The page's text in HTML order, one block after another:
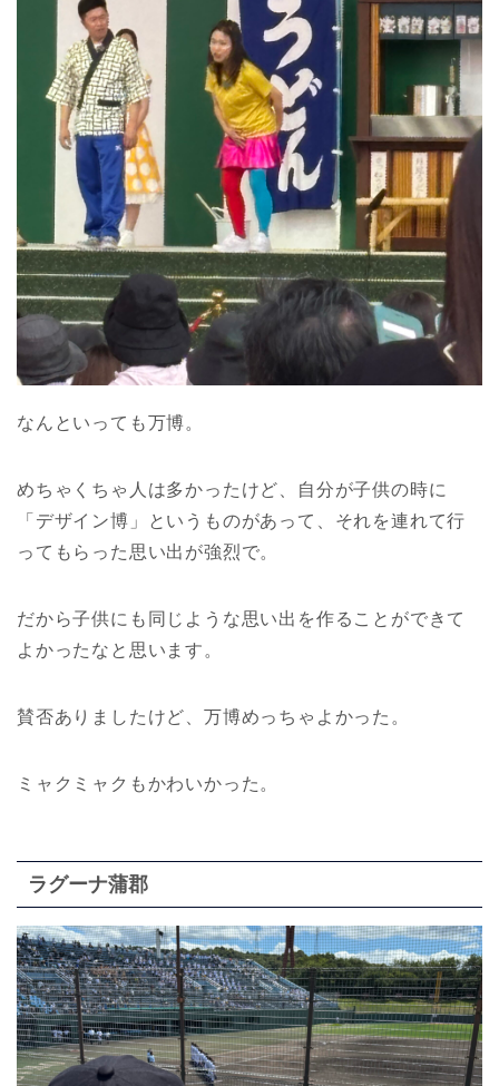
なんといっても万博。
めちゃくちゃ人は多かったけど、自分が子供の時に
「デザイン博」というものがあって、それを連れて行
ってもらった思い出が強烈で。
だから子供にも同じような思い出を作ることができて
よかったなと思います。
賛否ありましたけど、万博めっちゃよかった。
ミャクミャクもかわいかった。
ラグーナ蒲郡